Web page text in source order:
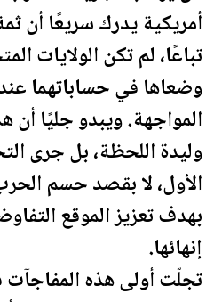
أمريكية يدرك سريعًا أن
تباعًا، لم تكنالولايات
وضعاها في حساباتهما
المواجهة. ويبدو جليًا أن
وليدة اللحظة، بل جرى
الأول، لا بقصد حسم
بهدف تعزيز الموقع
إنهائها.
تجلّت أولى هذه